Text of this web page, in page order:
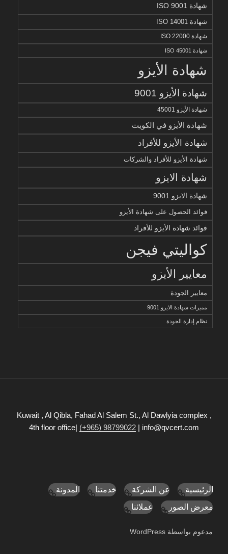
شهادة ISO 9001
شهادة ISO 14001
شهادة ISO 22000
شهادة ISO 45001
شهادة الأيزو
شهادة الأيزو 9001
شهادة الأيزو 45001
شهادة الأيزو في الكويت
شهادة الأيزو للأفراد
شهادة الأيزو للأفراد والشركات
شهادة الايزو
شهادة الايزو 9001
فوائد الحصول على شهادة الأيزو
فوائد شهادة الأيزو للأفراد
كواليتي فيجن
معايير الأيزو
معايير الجودة
مميزات شهادة الايزو 9001
نظام إدارة الجودة
Kuwait , Al Qibla, Fahad Al Salem St., Al Dawlyia complex ,
4th floor office| (+965) 98799022 | info@qvcert.com
الرئيسية عن الشركة خدمتنا
المدونة
معرض الصور
عملائنا
مدعوم بواسطة WordPress